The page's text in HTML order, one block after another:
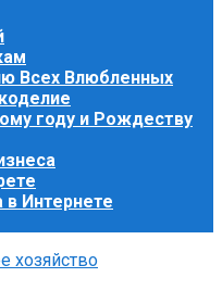
Всех Влюбленных
году и Рождеству
Интернете
хозяйство